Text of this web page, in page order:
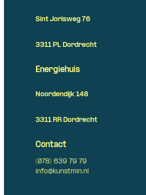
Sint Jorisweg 76
3311 PL Dordrecht
Energiehuis
Noordendijk 148
3311 RR Dordrecht
Contact
(078) 639 79 79
info@kunstmin.nl